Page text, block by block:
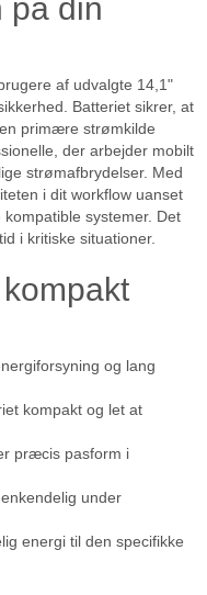
på din
af udvalgte 14,1"
Batteriet sikrer, at
primære strømkilde
der arbejder mobilt
strømafbrydelser. Med
i dit workflow uanset
systemer. Det
i kritiske situationer.
og lang
kompakt og let at
præcis pasform i
under
energi til den specifikke